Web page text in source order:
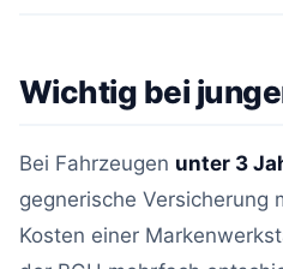
Wichtig bei
Bei Fahrzeugen unter 3
gegnerische Versicherung
Kosten einer